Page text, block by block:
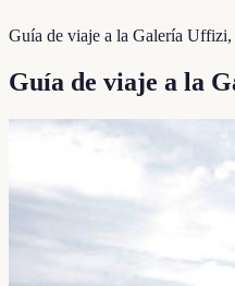
Guía de viaje a la Galería Uffizi,
Guía de viaje a la